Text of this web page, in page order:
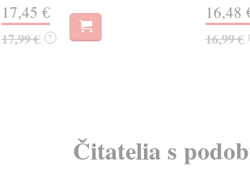
17,45 €
17,99 € ?
16,48
16,99 €
Čitatelia s